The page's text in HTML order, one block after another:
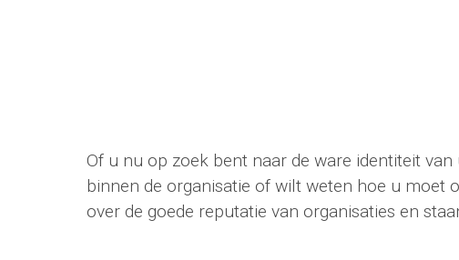
Of u nu op zoek bent naar de ware identiteit
binnen de organisatie of wilt weten hoe u moet
over de goede reputatie van organisaties en